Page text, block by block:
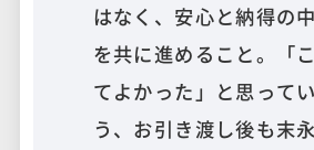
はなく、安心と納得の
を共に進めること。「
てよかった」と思って
う、お引き渡し後も末